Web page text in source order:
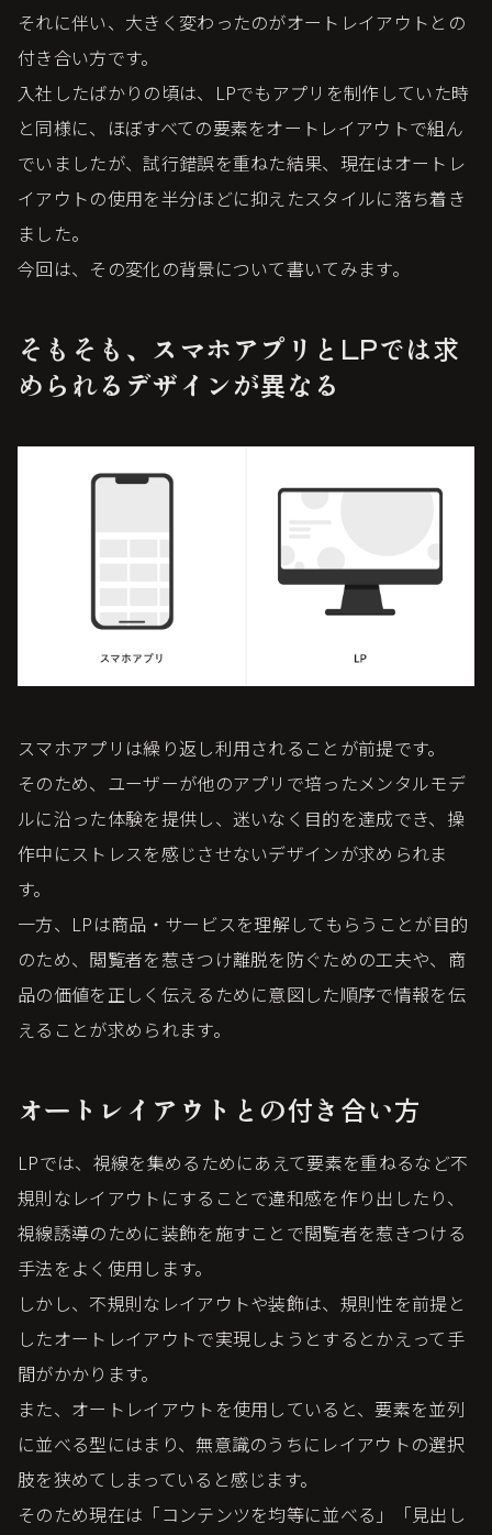
それに伴い、大きく変わったのがオートレイアウトとの
付き合い方です。
入社したばかりの頃は、LPでもアプリを制作していた時
と同様に、ほぼすべての要素をオートレイアウトで組ん
でいましたが、試行錯誤を重ねた結果、現在はオートレ
イアウトの使用を半分ほどに抑えたスタイルに落ち着き
ました。
今回は、その変化の背景について書いてみます。
そもそも、スマホアプリとLPでは求
められるデザインが異なる
スマホアプリは繰り返し利用されることが前提です。
そのため、ユーザーが他のアプリで培ったメンタルモデ
ルに沿った体験を提供し、迷いなく目的を達成でき、操
作中にストレスを感じさせないデザインが求められま
す。
一方、LPは商品・サービスを理解してもらうことが目的
のため、閲覧者を惹きつけ離脱を防ぐための工夫や、商
品の価値を正しく伝えるために意図した順序で情報を伝
えることが求められます。
オートレイアウトとの付き合い方
LPでは、視線を集めるためにあえて要素を重ねるなど不
規則なレイアウトにすることで違和感を作り出したり、
視線誘導のために装飾を施すことで閲覧者を惹きつける
手法をよく使用します。
しかし、不規則なレイアウトや装飾は、規則性を前提と
したオートレイアウトで実現しようとするとかえって手
間がかかります。
また、オートレイアウトを使用していると、要素を並列
に並べる型にはまり、無意識のうちにレイアウトの選択
肢を狭めてしまっていると感じます。
そのため現在は「コンテンツを均等に並べる」「見出し